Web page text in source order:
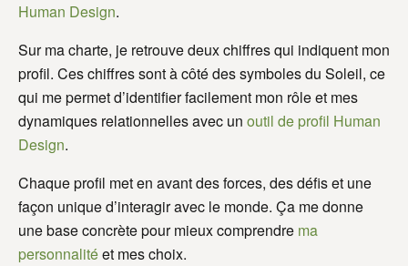
Human Design.
Sur ma charte, je retrouve deux chiffres qui indiquent mon
profil. Ces chiffres sont à côté des symboles du Soleil, ce
qui me permet d’identifier facilement mon rôle et mes
dynamiques relationnelles avec un outil de profil Human
Design.
Chaque profil met en avant des forces, des défis et une
façon unique d’interagir avec le monde. Ça me donne
une base concrète pour mieux comprendre ma
personnalitéet mes choix.